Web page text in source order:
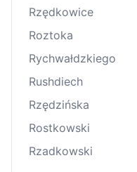
Rzędkowice
Roztoka
Rychwałdzkiego
Rushdiech
Rzędzińska
Rostkowski
Rzadkowski